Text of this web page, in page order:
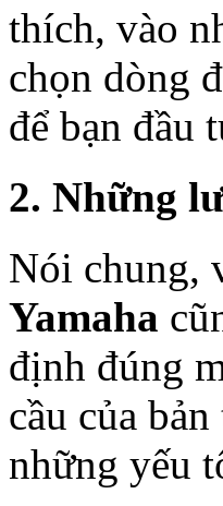
thích, vào
chọn dòng
để bạn đầu
2. Những
Nói chung,
Yamaha
định đúng
cầu của
những yếu